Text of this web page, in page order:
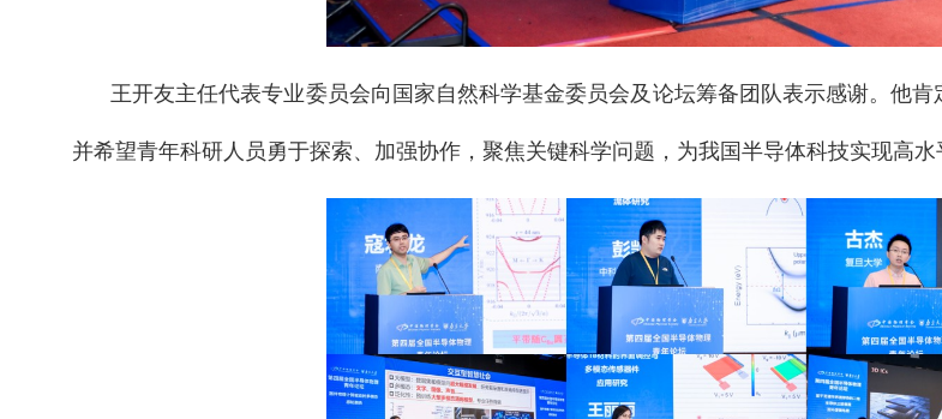
王开友主任代表专业委员会向国家自然科学基金委员会及论坛筹备团队表示感谢。他
并希望青年科研人员勇于探索、加强协作，聚焦关键科学问题，为我国半导体科技实现高水